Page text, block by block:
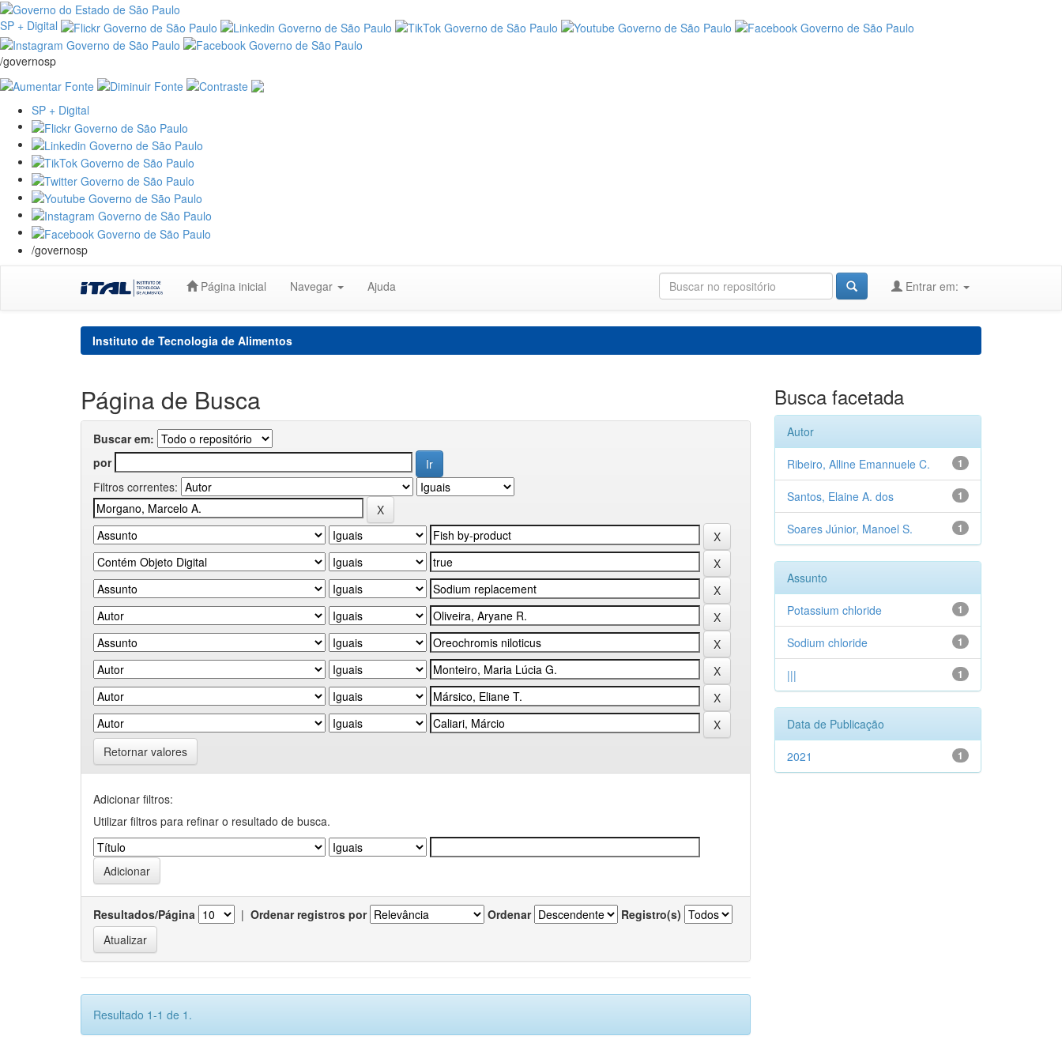
SP + Digital
/governosp
SP + Digital
/governosp
Página inicial Navegar Ajuda Entrar em:
Instituto de Tecnologia de Alimentos
Página de Busca
Buscar em:
por
Filtros correntes:
Retornar valores
Adicionar filtros:
Utilizar filtros para refinar o resultado de busca.
Resultados/Página | Ordenar registros por Ordenar Registro(s)
Resultado 1-1 de 1.
Busca facetada
Autor
1
Ribeiro, Alline Emannuele C.
1
Santos, Elaine A. dos
1
Soares Júnior, Manoel S.
Assunto
1
Potassium chloride
1
Sodium chloride
1
|||
Data de Publicação
1
2021